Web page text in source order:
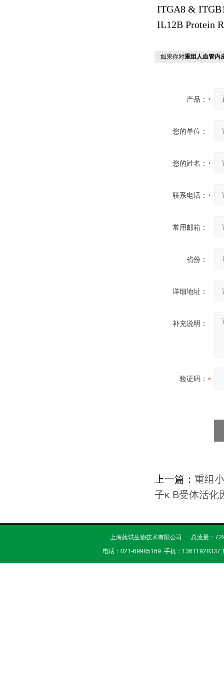
ITGA8 &
IL12B Protein
如果你对重组人血管内
产品：
您的单位：
您的姓名：
联系电话：
常用邮箱：
省份：
详细地址：
补充说明：
验证码：
上一篇： 重组
子κ B受体活化
上海莼试生物技术有限公司 总流量：
电话：021-69985169 手机：